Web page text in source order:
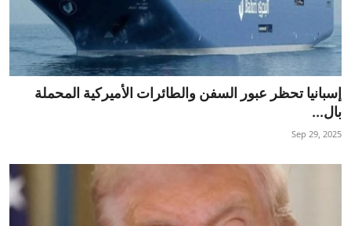
إسبانيا تحظر عبور السفن والطائرات الأميركية المحملة
بال...
Sep 29, 2025